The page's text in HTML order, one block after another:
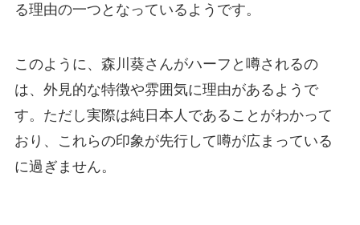
る理由の一つとなっているようです。
このように、森川葵さんがハーフと噂されるの
は、外見的な特徴や雰囲気に理由があるようで
す。ただし実際は純日本人であることがわかって
おり、これらの印象が先行して噂が広まっている
に過ぎません。